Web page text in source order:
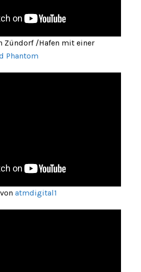
Zündorf /Hafen mit einer
Phantom
atmdigital1